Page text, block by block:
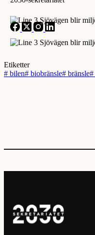
Etiketter
# bilen# biobränsle# bränsle#